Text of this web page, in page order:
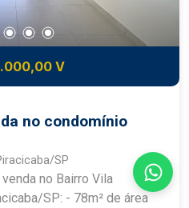
V
no condomínio
SP
no Bairro Vila
SP: - 78m² de área